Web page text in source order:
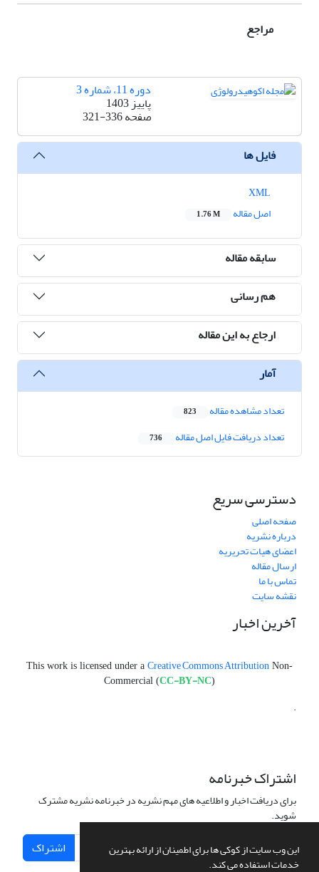
این وب سایت از کوکی ها برای اطمینان از ارائه بهترین
خدمات استفاده می کند.
مراجع
دوره 11، شماره 3
پاییز 1403
صفحه321-336
فایل ها
اصل مقاله
1.76 M
سابقه مقاله
هم رسانی
ارجاع به این مقاله
آمار
تعداد مشاهده مقاله 823
تعداد دریافت فایل اصل مقاله 736
دسترسی سریع
صفحه اصلی
درباره نشریه
اعضای هیات تحریریه
ارسال مقاله
تماس با ما
نقشه سایت
آخرین اخبار
This work is licensed under a Creative Commons Attribution Non-
Commercial (CC-BY-NC)
.
اشتراک خبرنامه
برای دریافت اخبار و اطلاعیه های مهم نشریه در خبرنامه نشریه مشترک
شوید.
اشتراک